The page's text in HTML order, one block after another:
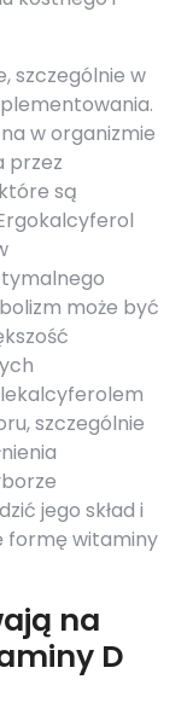
szczególnie w
w organizmie
przez
są
może być
szczególnie
jego skład i
formę witaminy
na
D